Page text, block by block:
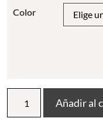
Color
extraíble
de
Añadir al